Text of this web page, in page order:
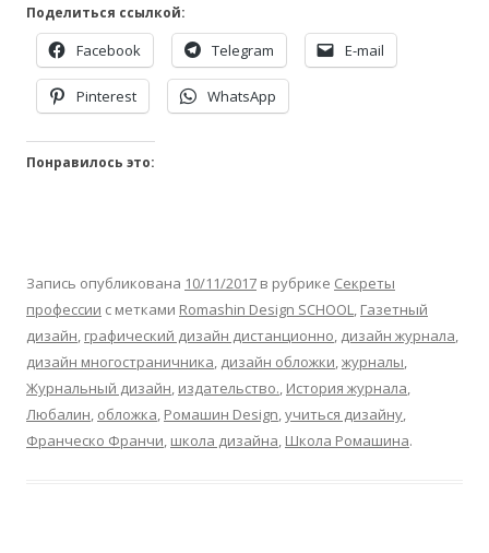
Поделиться ссылкой:
Facebook Telegram E-mail
Pinterest WhatsApp
Понравилось это:
Запись опубликована 10/11/2017 в рубрике Секреты
профессии с метками Romashin Design SCHOOL, Газетный
дизайн, графический дизайн дистанционно, дизайн журнала,
дизайн многостраничника, дизайн обложки,журналы,
Журнальный дизайн, издательство., История журнала,
Любалин, обложка, Ромашин Design,учиться дизайну,
Франческо Франчи, школа дизайна, Школа Ромашина.